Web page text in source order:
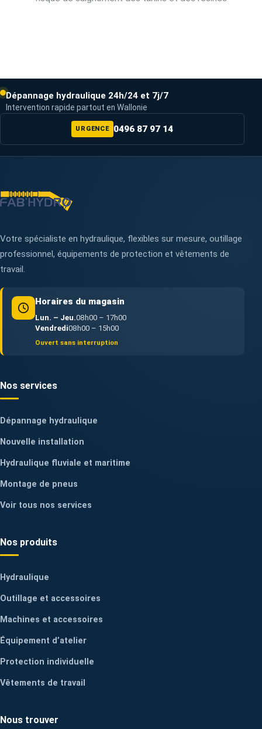
Dépannage hydraulique 24h/24 et 7j/7
Intervention rapide partout en Wallonie
URGENCE 0496 87 97 14
Votre spécialiste en hydraulique, flexibles sur mesure, outillage
professionnel, équipements de protection et vêtements de
travail.
Horaires du magasin
Lun. – Jeu.08h00 – 17h00
Vendredi08h00 – 15h00
Ouvert sans interruption
Nos services
Dépannage hydraulique
Nouvelle installation
Hydraulique fluviale et maritime
Montage de pneus
Voir tous nos services
Nos produits
Hydraulique
Outillage et accessoires
Machines et accessoires
Équipement d’atelier
Protection individuelle
Vêtements de travail
Nous trouver